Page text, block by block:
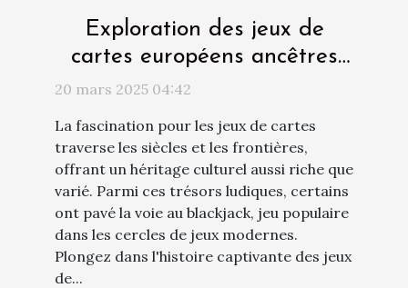
Exploration des jeux de
cartes européens ancêtres
du blackjack
20 mars 2025 04:42
La fascination pour les jeux de cartes
traverse les siècles et les frontières,
offrant un héritage culturel aussi riche que
varié. Parmi ces trésors ludiques, certains
ont pavé la voie au blackjack, jeu populaire
dans les cercles de jeux modernes.
Plongez dans l'histoire captivante des jeux
de...